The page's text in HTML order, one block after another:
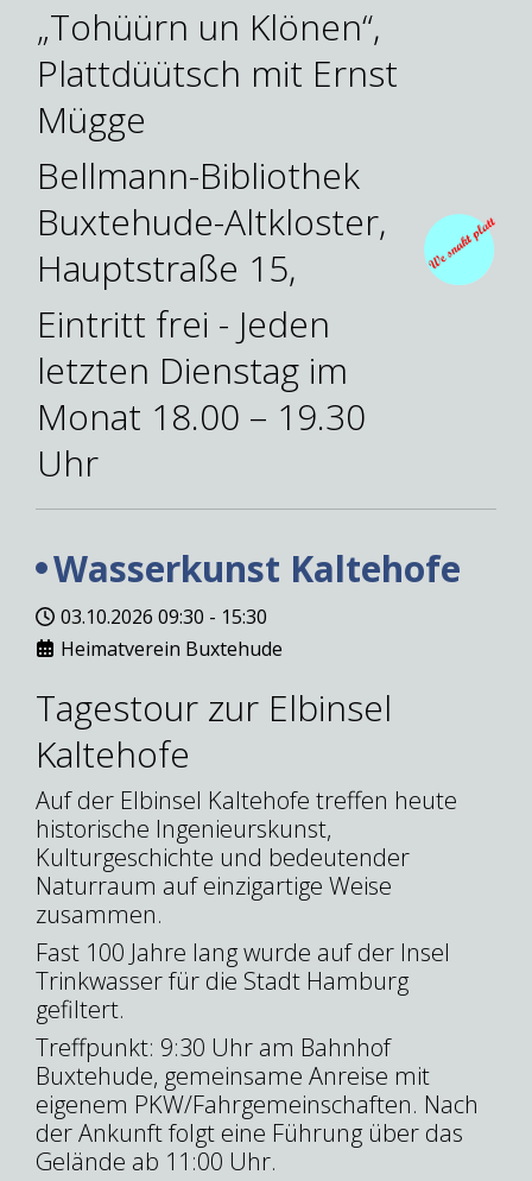
„Tohüürn un Klönen“,
Plattdüütsch mit Ernst
Mügge
Bellmann-Bibliothek
Buxtehude-Altkloster,
Hauptstraße 15,
Eintritt frei - Jeden
letzten Dienstag im
Monat 18.00 – 19.30
Uhr
Wasserkunst Kaltehofe
03.10.2026 09:30 - 15:30
Heimatverein Buxtehude
Tagestour zur Elbinsel
Kaltehofe
Auf der Elbinsel Kaltehofe treffen heute
historische Ingenieurskunst,
Kulturgeschichte und bedeutender
Naturraum auf einzigartige Weise
zusammen.
Fast 100 Jahre lang wurde auf der Insel
Trinkwasser für die Stadt Hamburg
gefiltert.
Treffpunkt: 9:30 Uhr am Bahnhof
Buxtehude, gemeinsame Anreise mit
eigenem PKW/Fahrgemeinschaften. Nach
der Ankunft folgt eine Führung über das
Gelände ab 11:00 Uhr.